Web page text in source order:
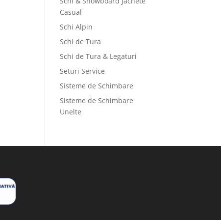
Casual
Schi Alpin
Schi de Tura
Schi de Tura & Legaturi
Seturi Service
Sisteme de Schimbare
Sisteme de Schimbare
Unelte